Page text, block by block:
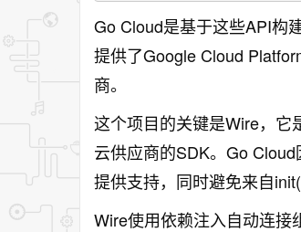
Go Cloud是基于这些API构
提供了Google Cloud
商。
这个项目的关键是Wire，它
云供应商的SDK。Go
提供支持，同时避免来自
Wire使用依赖注入自动连接